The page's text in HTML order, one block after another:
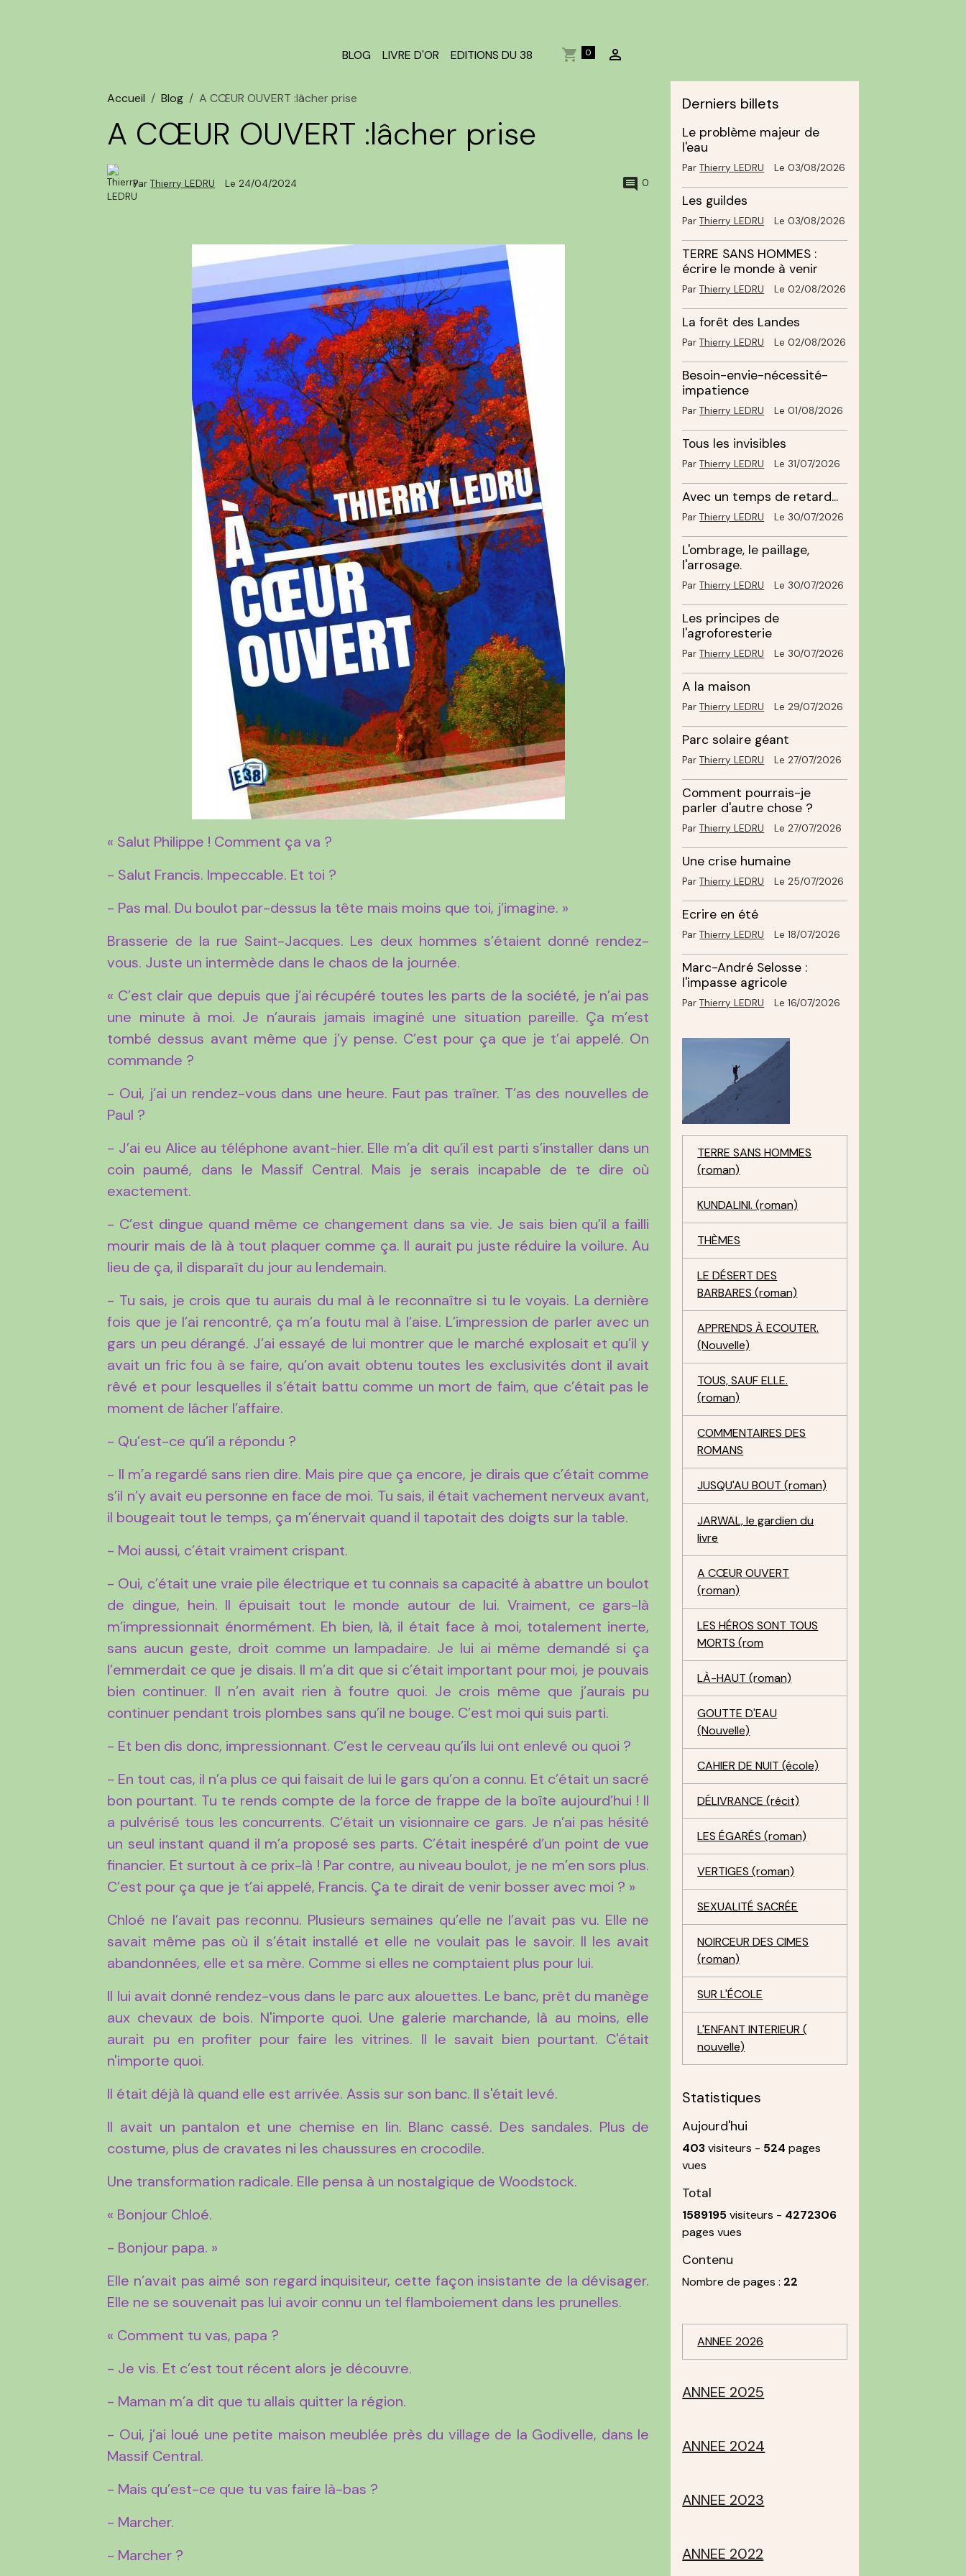
BLOG LIVRE D'OR EDITIONS DU 38 0
Accueil Blog A CŒUR OUVERT :lâcher prise
A CŒUR OUVERT :lâcher prise
ParThierry LEDRU Le 24/04/2024 0
« Salut Philippe ! Comment ça va ?
- Salut Francis. Impeccable. Et toi ?
- Pas mal. Du boulot par-dessus la tête mais moins que toi, j’imagine. »
Brasserie de la rue Saint-Jacques. Les deux hommes s’étaient donné rendez-
vous. Juste un intermède dans le chaos de la journée.
« C’est clair que depuis que j’ai récupéré toutes les parts de la société, je n’ai pas
une minute à moi. Je n’aurais jamais imaginé une situation pareille. Ça m’est
tombé dessus avant même que j’y pense. C’est pour ça que je t’ai appelé. On
commande ?
- Oui, j’ai un rendez-vous dans une heure. Faut pas traîner. T’as des nouvelles de
Paul ?
- J’ai eu Alice au téléphone avant-hier. Elle m’a dit qu’il est parti s’installer dans un
coin paumé, dans le Massif Central. Mais je serais incapable de te dire où
exactement.
- C’est dingue quand même ce changement dans sa vie. Je sais bien qu’il a failli
mourir mais de là à tout plaquer comme ça. Il aurait pu juste réduire la voilure. Au
lieu de ça, il disparaît du jour au lendemain.
- Tu sais, je crois que tu aurais du mal à le reconnaître si tu le voyais. La dernière
fois que je l’ai rencontré, ça m’a foutu mal à l’aise. L’impression de parler avec un
gars un peu dérangé. J’ai essayé de lui montrer que le marché explosait et qu’il y
avait un fric fou à se faire, qu’on avait obtenu toutes les exclusivités dont il avait
rêvé et pour lesquelles il s’était battu comme un mort de faim, que c’était pas le
moment de lâcher l’affaire.
- Qu’est-ce qu’il a répondu ?
- Il m’a regardé sans rien dire. Mais pire que ça encore, je dirais que c’était comme
s’il n’y avait eu personne en face de moi. Tu sais, il était vachement nerveux avant,
il bougeait tout le temps, ça m’énervait quand il tapotait des doigts sur la table.
- Moi aussi, c’était vraiment crispant.
- Oui, c’était une vraie pile électrique et tu connais sa capacité à abattre un boulot
de dingue, hein. Il épuisait tout le monde autour de lui. Vraiment, ce gars-là
m’impressionnait énormément. Eh bien, là, il était face à moi, totalement inerte,
sans aucun geste, droit comme un lampadaire. Je lui ai même demandé si ça
l’emmerdait ce que je disais. Il m’a dit que si c’était important pour moi, je pouvais
bien continuer. Il n’en avait rien à foutre quoi. Je crois même que j’aurais pu
continuer pendant trois plombes sans qu’il ne bouge. C’est moi qui suis parti.
- Et ben dis donc, impressionnant. C’est le cerveau qu’ils lui ont enlevé ou quoi ?
- En tout cas, il n’a plus ce qui faisait de lui le gars qu’on a connu. Et c’était un sacré
bon pourtant. Tu te rends compte de la force de frappe de la boîte aujourd’hui ! Il
a pulvérisé tous les concurrents. C’était un visionnaire ce gars. Je n’ai pas hésité
un seul instant quand il m’a proposé ses parts. C’était inespéré d’un point de vue
financier. Et surtout à ce prix-là ! Par contre, au niveau boulot, je ne m’en sors plus.
C’est pour ça que je t’ai appelé, Francis. Ça te dirait de venir bosser avec moi ? »
Chloé ne l’avait pas reconnu. Plusieurs semaines qu’elle ne l’avait pas vu. Elle ne
savait même pas où il s’était installé et elle ne voulait pas le savoir. Il les avait
abandonnées, elle et sa mère. Comme si elles ne comptaient plus pour lui.
Il lui avait donné rendez-vous dans le parc aux alouettes. Le banc, prêt du manège
aux chevaux de bois. N'importe quoi. Une galerie marchande, là au moins, elle
aurait pu en profiter pour faire les vitrines. Il le savait bien pourtant. C'était
n'importe quoi.
Il était déjà là quand elle est arrivée. Assis sur son banc. Il s'était levé.
Il avait un pantalon et une chemise en lin. Blanc cassé. Des sandales. Plus de
costume, plus de cravates ni les chaussures en crocodile.
Une transformation radicale. Elle pensa à un nostalgique de Woodstock.
« Bonjour Chloé.
- Bonjour papa. »
Elle n’avait pas aimé son regard inquisiteur, cette façon insistante de la dévisager.
Elle ne se souvenait pas lui avoir connu un tel flamboiement dans les prunelles.
« Comment tu vas, papa ?
- Je vis. Et c’est tout récent alors je découvre.
- Maman m’a dit que tu allais quitter la région.
- Oui, j’ai loué une petite maison meublée près du village de la Godivelle, dans le
Massif Central.
- Mais qu’est-ce que tu vas faire là-bas ?
- Marcher.
- Marcher ?
Derniers billets
Le problème majeur de
l'eau
ParThierry LEDRU Le 03/08/2026
Les guildes
ParThierry LEDRU Le 03/08/2026
TERRE SANS HOMMES :
écrire le monde à venir
ParThierry LEDRU Le 02/08/2026
La forêt des Landes
ParThierry LEDRU Le 02/08/2026
Besoin-envie-nécessité-
impatience
ParThierry LEDRU Le 01/08/2026
Tous les invisibles
ParThierry LEDRU Le 31/07/2026
Avec un temps de retard...
ParThierry LEDRU Le 30/07/2026
L'ombrage, le paillage,
l'arrosage.
ParThierry LEDRU Le 30/07/2026
Les principes de
l'agroforesterie
ParThierry LEDRU Le 30/07/2026
A la maison
ParThierry LEDRU Le 29/07/2026
Parc solaire géant
ParThierry LEDRU Le 27/07/2026
Comment pourrais-je
parler d'autre chose ?
ParThierry LEDRU Le 27/07/2026
Une crise humaine
ParThierry LEDRU Le 25/07/2026
Ecrire en été
ParThierry LEDRU Le 18/07/2026
Marc-André Selosse :
l'impasse agricole
ParThierry LEDRU Le 16/07/2026
TERRE SANS HOMMES
(roman)
KUNDALINI. (roman)
THÈMES
LE DÉSERT DES
BARBARES (roman)
APPRENDS À ECOUTER.
(Nouvelle)
TOUS, SAUF ELLE.
(roman)
COMMENTAIRES DES
ROMANS
JUSQU'AU BOUT (roman)
JARWAL, le gardien du
livre
A CŒUR OUVERT
(roman)
LES HÉROS SONT TOUS
MORTS (rom
LÀ-HAUT (roman)
GOUTTE D'EAU
(Nouvelle)
CAHIER DE NUIT (école)
DÉLIVRANCE (récit)
LES ÉGARÉS (roman)
VERTIGES (roman)
SEXUALITÉ SACRÉE
NOIRCEUR DES CIMES
(roman)
SUR L'ÉCOLE
L'ENFANT INTERIEUR (
nouvelle)
Statistiques
Aujourd'hui
403visiteurs - 524 pages
vues
Total
1589195visiteurs - 4272306
pages vues
Contenu
Nombre de pages : 22
ANNEE 2026
ANNEE 2025
ANNEE 2024
ANNEE 2023
ANNEE 2022